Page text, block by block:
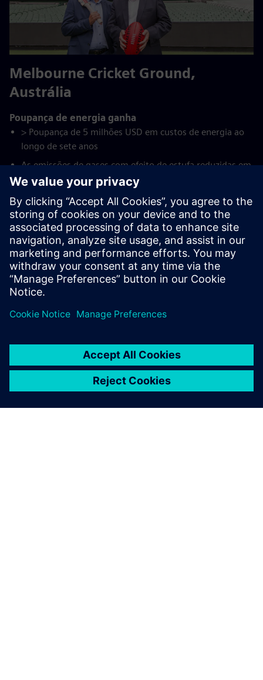
Melbourne Cricket Ground,
Austrália
Poupança de energia ganha
> Poupança de 5 milhões USD em custos de energia ao
longo de sete anos
As emissões de gases com efeito de estufa reduzidas em
50,089 toneladas no mesmo período (equivalente: tirar
Cliente estende Contrato de Desempenho Energético